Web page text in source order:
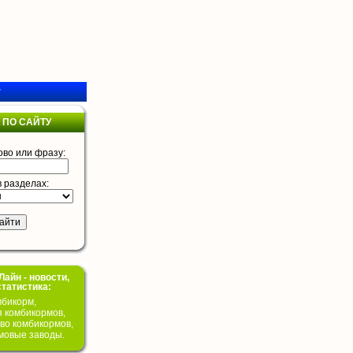
САЙТУ
или фразу:
разделах:
- новости,
комбикормов,
комбикормов,
заводы.